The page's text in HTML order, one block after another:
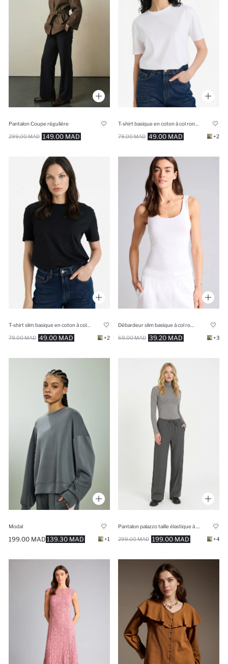
Pantalon Coupe régulière
149.00 MAD
299.00 MAD
T-shirt basique en coton à col rond et manches courtes
49.00 MAD
79.00 MAD +2
49.00 MAD
79.00 MAD +2 39.20 MAD
69.00 MAD +3
Modal
139.30 MAD
199.00 MAD +1 199.00 MAD
299.00 MAD +4